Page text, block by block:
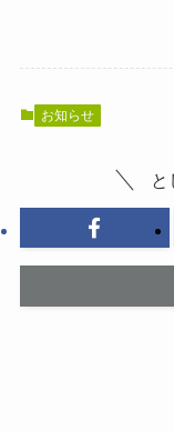
お知らせ
と